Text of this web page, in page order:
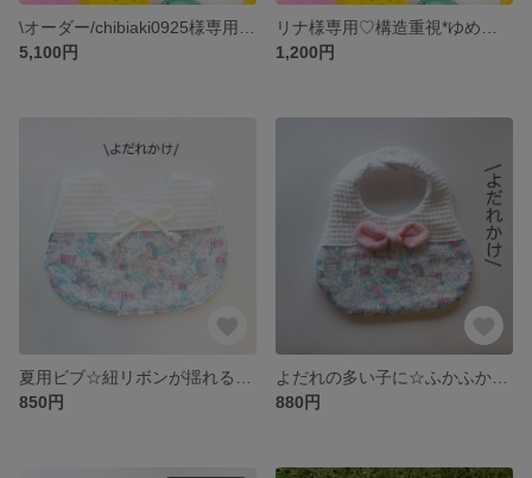
5,100円
1,200円
850円
880円